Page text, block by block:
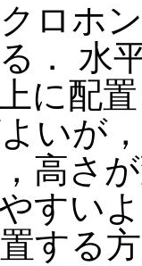
ロホ
． 水
に配
いが
高さ
すい
する